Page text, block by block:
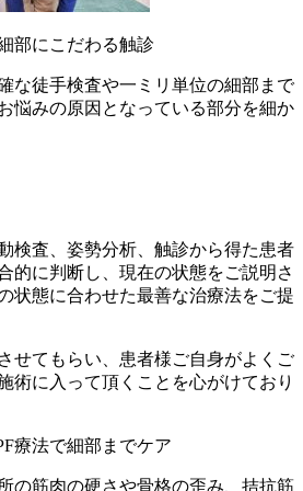
部にこだわる触診
な徒手検査や一ミリ単位の細部まで
悩みの原因となっている部分を細か
検査、姿勢分析、触診から得た患者
的に判断し、現在の状態をご説明さ
状態に合わせた最善な治療法をご提
せてもらい、患者様ご自身がよくご
術に入って頂くことを心がけており
療法で細部までケア
の筋肉の硬さや骨格の歪み、拮抗筋